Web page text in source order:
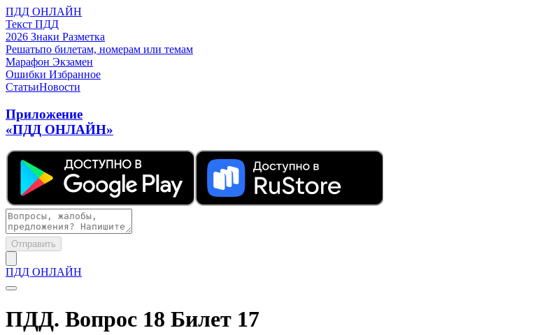
ПДД ОНЛАЙН
Текст ПДД
2026 Знаки Разметка
Решатьпо билетам, номерам или темам
Марафон Экзамен
Ошибки Избранное
СтатьиНовости
Приложение
«ПДД ОНЛАЙН»
Отправить
ПДД ОНЛАЙН
ПДД. Вопрос 18 Билет 17